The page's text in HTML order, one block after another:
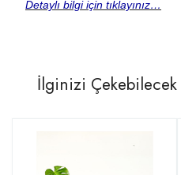
Detaylı bilgi için tıklayınız…
İlginizi